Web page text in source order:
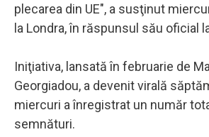
plecarea din UE", a susţinut
la Londra, în răspunsul său oficial
Iniţiativa, lansată în februarie de
Georgiadou, a devenit virală
miercuri a înregistrat un număr
semnături.